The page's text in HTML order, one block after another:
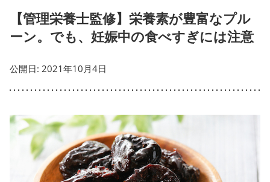
【管理栄養士監修】栄養素が豊富なプル
ーン。でも、妊娠中の食べすぎには注意
公開日: 2021年10月4日